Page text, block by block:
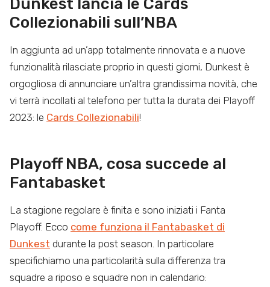
Collezionabili sull’NBA
In aggiunta ad un’app totalmente rinnovata e a nuove
funzionalità rilasciate proprio in questi giorni, Dunkest è
orgogliosa di annunciare un’altra grandissima novità, che
vi terrà incollati al telefono per tutta la durata dei Playoff
2023: le Cards Collezionabili!
Playoff NBA, cosa succede al
Fantabasket
La stagione regolare è finita e sono iniziati i Fanta
Playoff. Ecco come funziona il Fantabasket di
Dunkest durante la post season. In particolare
specifichiamo una particolarità sulla differenza tra
squadre a riposo e squadre non in calendario: